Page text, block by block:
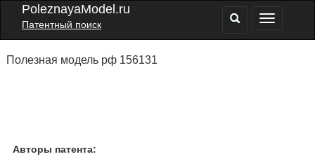
PoleznayaModel.ru
Патентный поиск
Полезная модель рф 156131
Авторы патента: